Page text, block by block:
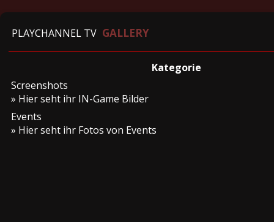
PLAYCHANNEL TV GALLERY
Kategorie
Screenshots
» Hier seht ihr IN-Game Bilder
Events
» Hier seht ihr Fotos von Events